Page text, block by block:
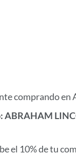
comprando en
ABRAHAM
el 10% de tu